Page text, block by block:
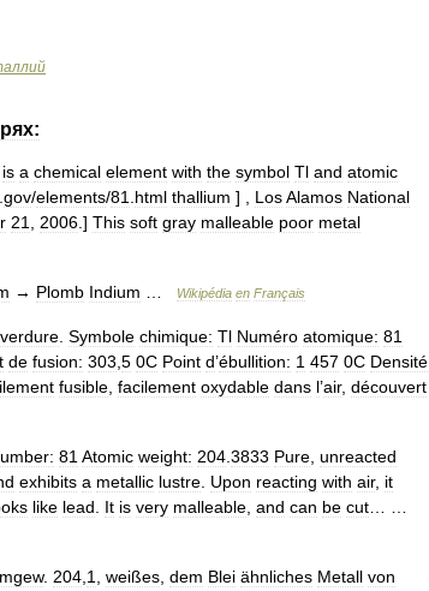
is a chemical element with the symbol Tl and atomic
gov/elements/81 html thallium ] , LosAlamos National
21 2006 .] This soft gray malleable poor metal
→ Plomb Indium Wikipédia en Français
verdure Symbole chimique: Tl Numéro atomique: 81
de fusion: 303 5 0C Point d’ébullition: 1 457 0C Densité
fusible facilement oxydable dans l’air, découvert
81 Atomic weight: 204 3833 Pure unreacted
exhibits a metallic lustre Upon reacting with air, it
like lead It is very malleable and can be cut
. 204 1 weißes dem Blei ähnliches Metall von